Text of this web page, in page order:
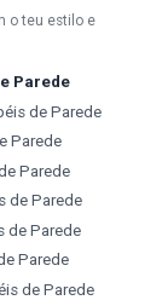
o teu estilo e
Parede
de Parede
Parede
Parede
de Parede
de Parede
Parede
de Parede